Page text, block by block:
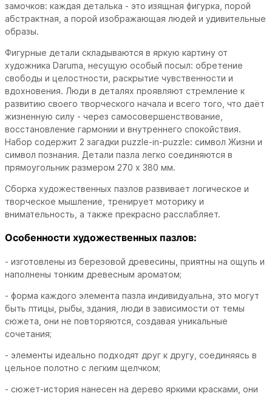
замочков: каждая деталька - это изящная фигурка, порой
абстрактная, а порой изображающая людей и удивительные
образы.
Фигурные детали складываются в яркую картину от
художника Daruma, несущую особый посыл: обретение
свободы и целостности, раскрытие чувственности и
вдохновения. Люди в деталях проявляют стремление к
развитию своего творческого начала и всего того, что даёт
жизненную силу - через самосовершенствование,
восстановление гармонии и внутреннего спокойствия.
Набор содержит 2 загадки puzzle-in-puzzle: символ Жизни и
символ познания. Детали пазла легко соединяются в
прямоугольник размером 270 х 380 мм.
Сборка художественных пазлов развивает логическое и
творческое мышление, тренирует моторику и
внимательность, а также прекрасно расслабляет.
Особенности художественных пазлов:
- изготовлены из березовой древесины, приятны на ощупь и
наполнены тонким древесным ароматом;
- форма каждого элемента пазла индивидуальна, это могут
быть птицы, рыбы, здания, люди в зависимости от темы
сюжета, они не повторяются, создавая уникальные
сочетания;
- элементы идеально подходят друг к другу, соединяясь в
цельное полотно с легким щелчком;
- сюжет-история нанесен на дерево яркими красками, они